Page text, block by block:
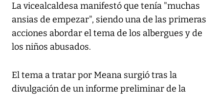
La vicealcaldesa manifestó que tenía "muchas
ansias de empezar", siendo una de las primeras
acciones abordar el tema de los albergues y de
los niños abusados.
El tema a tratar por Meana surgió tras la
divulgación de un informe preliminar de la